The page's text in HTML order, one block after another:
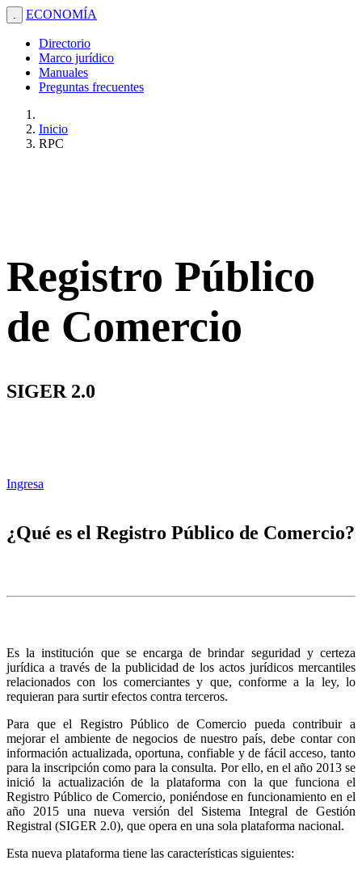
. ECONOMÍA
Directorio
Marco jurídico
Manuales
Preguntas frecuentes
Inicio
RPC
Registro Público
de Comercio
SIGER 2.0
Ingresa
¿Qué es el Registro Público de Comercio?
Es la institución que se encarga de brindar seguridad y certeza
jurídica a través de la publicidad de los actos jurídicos mercantiles
relacionados con los comerciantes y que, conforme a la ley, lo
requieran para surtir efectos contra terceros.
Para que el Registro Público de Comercio pueda contribuir a
mejorar el ambiente de negocios de nuestro país, debe contar con
información actualizada, oportuna, confiable y de fácil acceso, tanto
para la inscripción como para la consulta. Por ello, en el año 2013 se
inició la actualización de la plataforma con la que funciona el
Registro Público de Comercio, poniéndose en funcionamiento en el
año 2015 una nueva versión del Sistema Integral de Gestión
Registral (SIGER 2.0), que opera en una sola plataforma nacional.
Esta nueva plataforma tiene las características siguientes: